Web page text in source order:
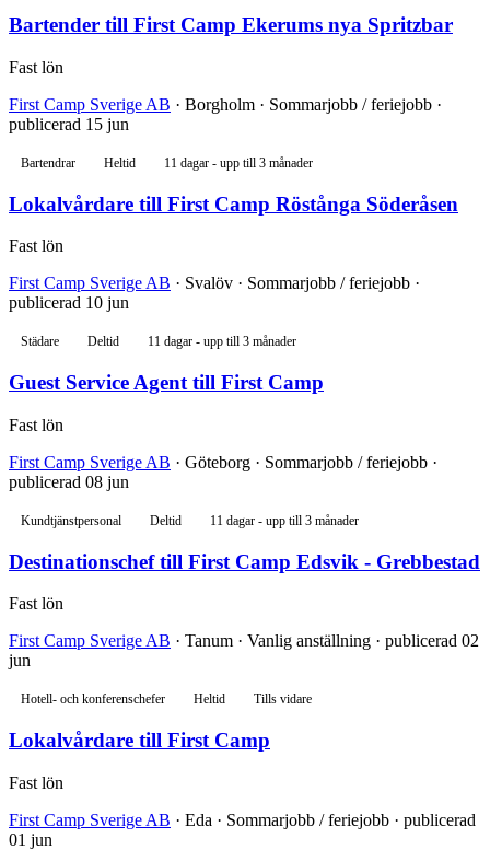
Bartender till First Camp Ekerums nya Spritzbar
Fast lön
First Camp Sverige AB · Borgholm · Sommarjobb / feriejobb ·
publicerad 15 jun
Bartendrar Heltid 11 dagar - upp till 3 månader
Lokalvårdare till First Camp Röstånga Söderåsen
Fast lön
First Camp Sverige AB · Svalöv · Sommarjobb / feriejobb ·
publicerad 10 jun
Städare Deltid 11 dagar - upp till 3 månader
Guest Service Agent till First Camp
Fast lön
First Camp Sverige AB · Göteborg · Sommarjobb / feriejobb ·
publicerad 08 jun
Kundtjänstpersonal Deltid 11 dagar - upp till 3 månader
Destinationschef till First Camp Edsvik - Grebbestad
Fast lön
First Camp Sverige AB · Tanum · Vanlig anställning · publicerad 02
jun
Hotell- och konferenschefer Heltid Tills vidare
Lokalvårdare till First Camp
Fast lön
First Camp Sverige AB · Eda · Sommarjobb / feriejobb · publicerad
01 jun